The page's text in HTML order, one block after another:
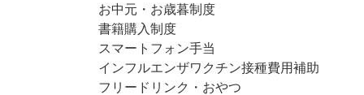
お中元・お歳暮制度
書籍購入制度
スマートフォン手当
インフルエンザワクチン接種費用補助
フリードリンク・おやつ